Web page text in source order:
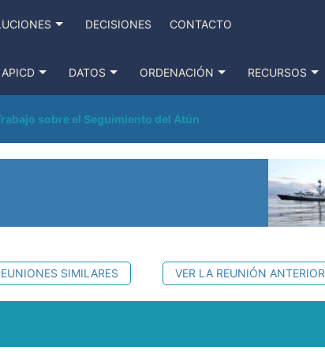
DECISIONES CONTACTO
APICD DATOS ORDENACIÓN RECURSOS
sobre el Seguimiento del Atún
VER LA REUNIÓN ANTERIOR
SIMILARES